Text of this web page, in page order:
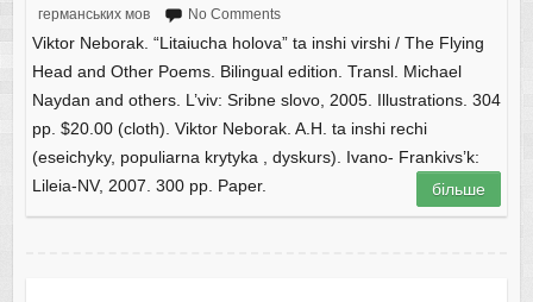
германських мов
No Comments
Viktor Neborak. “Litaiucha holova” ta inshi virshi / The Flying
Head and Other Poems. Bilingual edition. Transl. Michael
Naydan and others. L’viv: Sribne slovo, 2005. Illustrations. 304
pp. $20.00 (cloth). Viktor Neborak. A.H. ta inshi rechi
(eseichyky, populiarna krytyka , dyskurs). Ivano- Frankivs’k:
Lileia-NV, 2007. 300 pp. Paper.
більше